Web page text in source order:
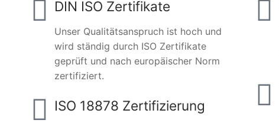
DIN ISO Zertifikate
Unser Qualitätsanspruch ist hoch und
wird ständig durch ISO Zertifikate
geprüft und nach europäischer Norm
zertifiziert.
ISO 18878 Zertifizierung